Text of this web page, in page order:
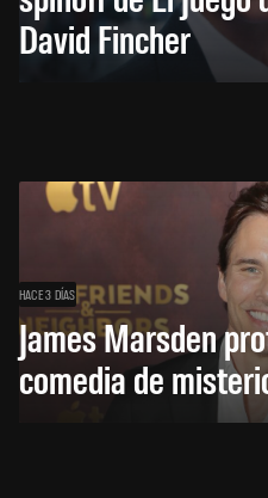
David Fincher
HACE 3 DÍAS
James Marsden
comedia de